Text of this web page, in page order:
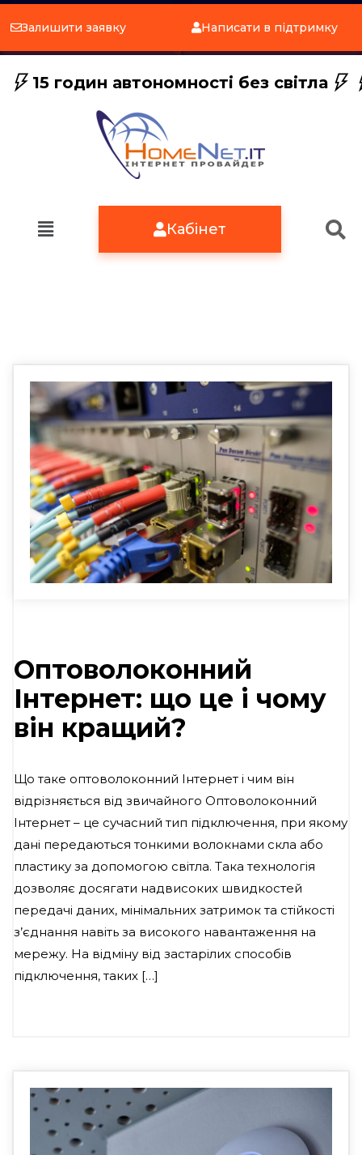
Залишити заявку Написати в підтримку
15 годин автономності без світла
Кабінет
Оптоволоконний
Інтернет: що це і чому
він кращий?
Що таке оптоволоконний Інтернет і чим він
відрізняється від звичайного Оптоволоконний
Інтернет – це сучасний тип підключення, при якому
дані передаються тонкими волокнами скла або
пластику за допомогою світла. Така технологія
дозволяє досягати надвисоких швидкостей
передачі даних, мінімальних затримок та стійкості
з’єднання навіть за високого навантаження на
мережу. На відміну від застарілих способів
підключення, таких […]